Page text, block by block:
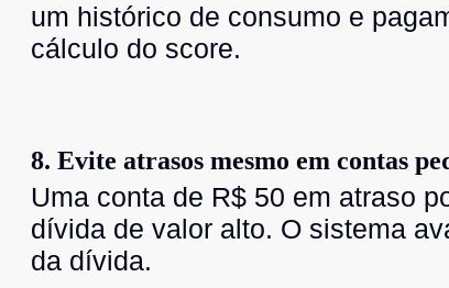
um histórico de consumo e
cálculo do score.
8. Evite atrasos mesmo em contas
Uma conta de R$ 50 em atraso
dívida de valor alto. O sistema
da dívida.